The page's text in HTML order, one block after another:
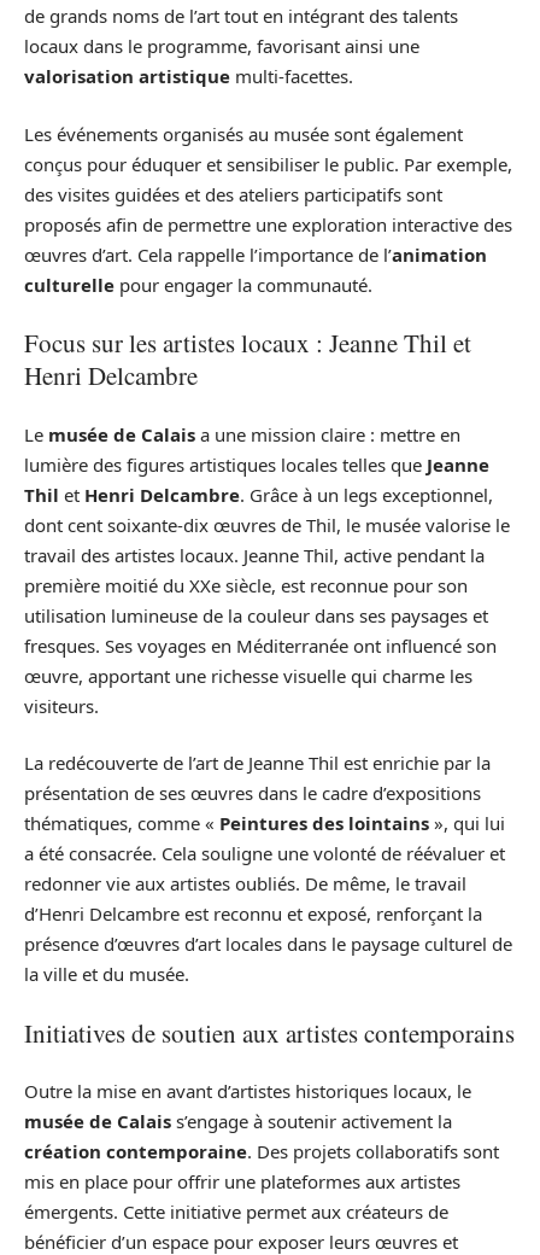
de grands noms de l’art tout en intégrant des talents
locaux dans le programme, favorisant ainsi une
valorisation artistique multi-facettes.
Les événements organisés au musée sont également
conçus pour éduquer et sensibiliser le public. Par exemple,
des visites guidées et des ateliers participatifs sont
proposés afin de permettre une exploration interactive des
œuvres d’art. Cela rappelle l’importance de l’animation
culturelle pour engager la communauté.
Focus sur les artistes locaux : Jeanne Thil et
Henri Delcambre
Le musée de Calais a une mission claire : mettre en
lumière des figures artistiques locales telles que Jeanne
Thil et Henri Delcambre. Grâce à un legs exceptionnel,
dont cent soixante-dix œuvres de Thil, le musée valorise le
travail des artistes locaux. Jeanne Thil, active pendant la
première moitié du XXe siècle, est reconnue pour son
utilisation lumineuse de la couleur dans ses paysages et
fresques. Ses voyages en Méditerranée ont influencé son
œuvre, apportant une richesse visuelle qui charme les
visiteurs.
La redécouverte de l’art de Jeanne Thil est enrichie par la
présentation de ses œuvres dans le cadre d’expositions
thématiques, comme « Peintures des lointains », qui lui
a été consacrée. Cela souligne une volonté de réévaluer et
redonner vie aux artistes oubliés. De même, le travail
d’Henri Delcambre est reconnu et exposé, renforçant la
présence d’œuvres d’art locales dans le paysage culturel de
la ville et du musée.
Initiatives de soutien aux artistes contemporains
Outre la mise en avant d’artistes historiques locaux, le
musée de Calais s’engage à soutenir activement la
création contemporaine. Des projets collaboratifs sont
mis en place pour offrir une plateformes aux artistes
émergents. Cette initiative permet aux créateurs de
bénéficier d’un espace pour exposer leurs œuvres et